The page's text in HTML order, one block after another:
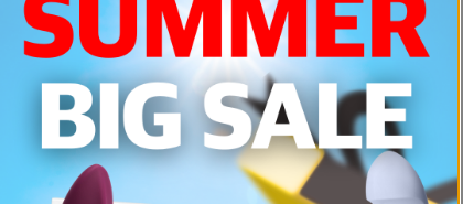
예상치 못한 에러입니다.